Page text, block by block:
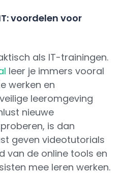
voordelen voor
als IT-trainingen.
leer je immers vooral
werken en
leeromgeving
nieuwe
is dan
geven videotutorials
van de online tools en
mee leren werken.